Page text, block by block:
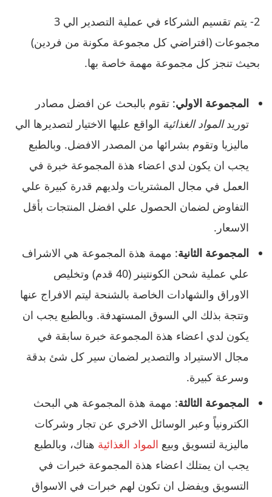
2- يتم تقسيم الشركاء في عملية التصدير الي 3
مجموعات (افتراضي كل مجموعة مكونة من فردين)
بحيث تنجز كل مجموعة مهمة خاصة بها.
المجموعة الاولي: تقوم بالبحث عن افضل مصادر
توريدالمواد الغذائية الواقع عليها الاختيار لتصديرها الي
ماليزيا وتقوم بشرائها من المصدر الافضل. وبالطبع
يجب ان يكون لدي اعضاء هذة المجموعة خبرة في
العمل في مجال المشتريات ولديهم قدرة كبيرة علي
التفاوض لضمان الحصول علي افضل المنتجات بأقل
الاسعار.
المجموعة الثانية: مهمة هذة المجموعة هي الاشراف
علي عملية شحن الكونتينر (40 قدم) وتخليص
الاوراق والشهادات الخاصة بالشنحة ليتم الافراج عنها
وتتجة بذلك الي السوق المستهدفة. وبالطبع يجب ان
يكون لدي اعضاء هذة المجموعة خبرة سابقة في
مجال الاستيراد والتصدير لضمان سير كل شئ بدقة
وسرعة كبيرة.
المجموعة الثالثة: مهمة هذة المجموعة هي البحث
الكترونياً وعبر الوسائل الاخري عن تجار وشركات
ماليزية لتسويق وبيع المواد الغذائية هناك، وبالطبع
يجب ان يمتلك اعضاء هذة المجموعة خبرات في
التسويق ويفضل ان تكون لهم خبرات في الاسواق